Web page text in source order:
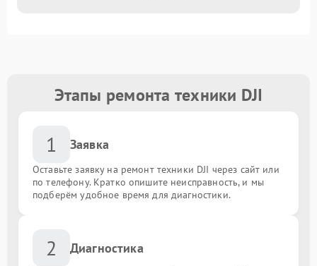
Этапы ремонта техники DJI
1 Заявка
Оставьте заявку на ремонт техники DJI через сайт или
по телефону. Кратко опишите неисправность, и мы
подберём удобное время для диагностики.
2 Диагностика